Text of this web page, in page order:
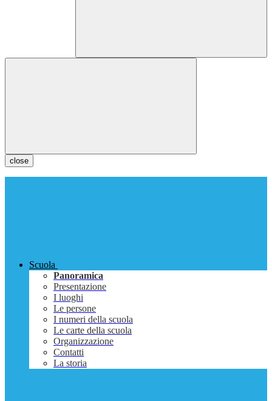
close
Scuola
Panoramica
Presentazione
I luoghi
Le persone
I numeri della scuola
Le carte della scuola
Organizzazione
Contatti
La storia